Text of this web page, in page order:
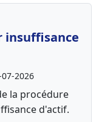
insuffisance
2026
la procédure
d'actif.